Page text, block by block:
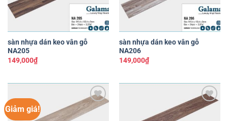
sàn nhựa dán keo vân gỗ
NA205
149,000₫
sàn nhựa dán keo vân gỗ
NA206
149,000₫
Giảm giá!
Yêu
Yêu